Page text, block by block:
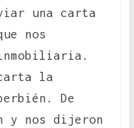
una carta
nos
la
De
y nos dijeron